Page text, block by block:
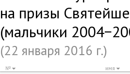
на призы
(мальчики
(22 января 2016 г.)
№ имя